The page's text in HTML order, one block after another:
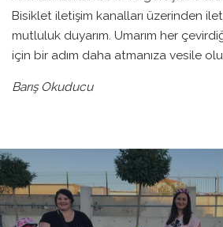
Bisiklet iletişim kanalları üzerinden
mutluluk duyarım. Umarım her
için bir adım daha atmanıza vesile
Barış Okuducu